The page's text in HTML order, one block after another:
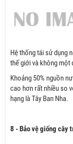
Hệ thống tái sử dụng
thế giới và không một
Khoảng 50% nguồn
cao hơn rất nhiều so
hạng là Tây Ban Nha.
8 - Bảo vệ giống cây